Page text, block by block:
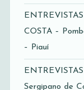
COSTA –
– Piauí
Sergipano de